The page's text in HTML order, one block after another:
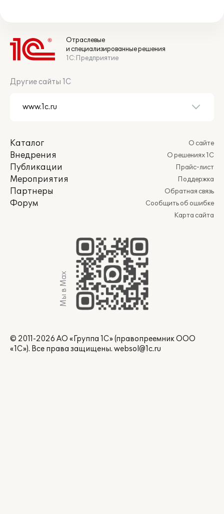
Отраслевые
и специализированные решения
1С:Предприятие
Другие сайты 1С
Каталог
Внедрения
Публикации
Мероприятия
Партнеры
Форум
О сайте
О решениях 1С
Прайс-лист
Поддержка
Обратная связь
Сообщить об ошибке
Карта сайта
Мы в Max
© 2011-2026 АО «Группа 1С» (правопреемник ООО
«1С»). Все права защищены. websol@1c.ru